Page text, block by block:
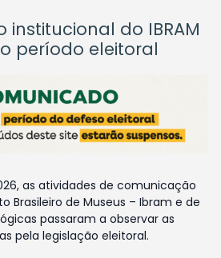
do IBRAM
período eleitoral
as atividades de comunicação
Brasileiro de Museus – Ibram e de
passaram a observar as
pela legislação eleitoral.